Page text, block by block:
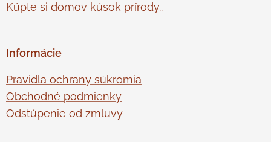
Kúpte si domov kúsok prírody..
Informácie
Pravidla ochrany súkromia
Obchodné podmienky
Odstúpenie od zmluvy